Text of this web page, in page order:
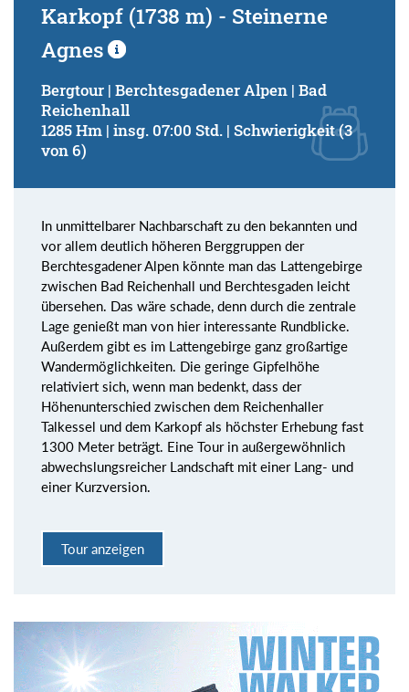
Karkopf (1738 m) - Steinerne
Agnes
Bergtour | Berchtesgadener Alpen | Bad
Reichenhall
1285 Hm | insg. 07:00 Std. | Schwierigkeit (3
von 6)
In unmittelbarer Nachbarschaft zu den bekannten und
vor allem deutlich höheren Berggruppen der
Berchtesgadener Alpen könnte man das Lattengebirge
zwischen Bad Reichenhall und Berchtesgaden leicht
übersehen. Das wäre schade, denn durch die zentrale
Lage genießt man von hier interessante Rundblicke.
Außerdem gibt es im Lattengebirge ganz großartige
Wandermöglichkeiten. Die geringe Gipfelhöhe
relativiert sich, wenn man bedenkt, dass der
Höhenunterschied zwischen dem Reichenhaller
Talkessel und dem Karkopf als höchster Erhebung fast
1300 Meter beträgt. Eine Tour in außergewöhnlich
abwechslungsreicher Landschaft mit einer Lang- und
einer Kurzversion.
Tour anzeigen